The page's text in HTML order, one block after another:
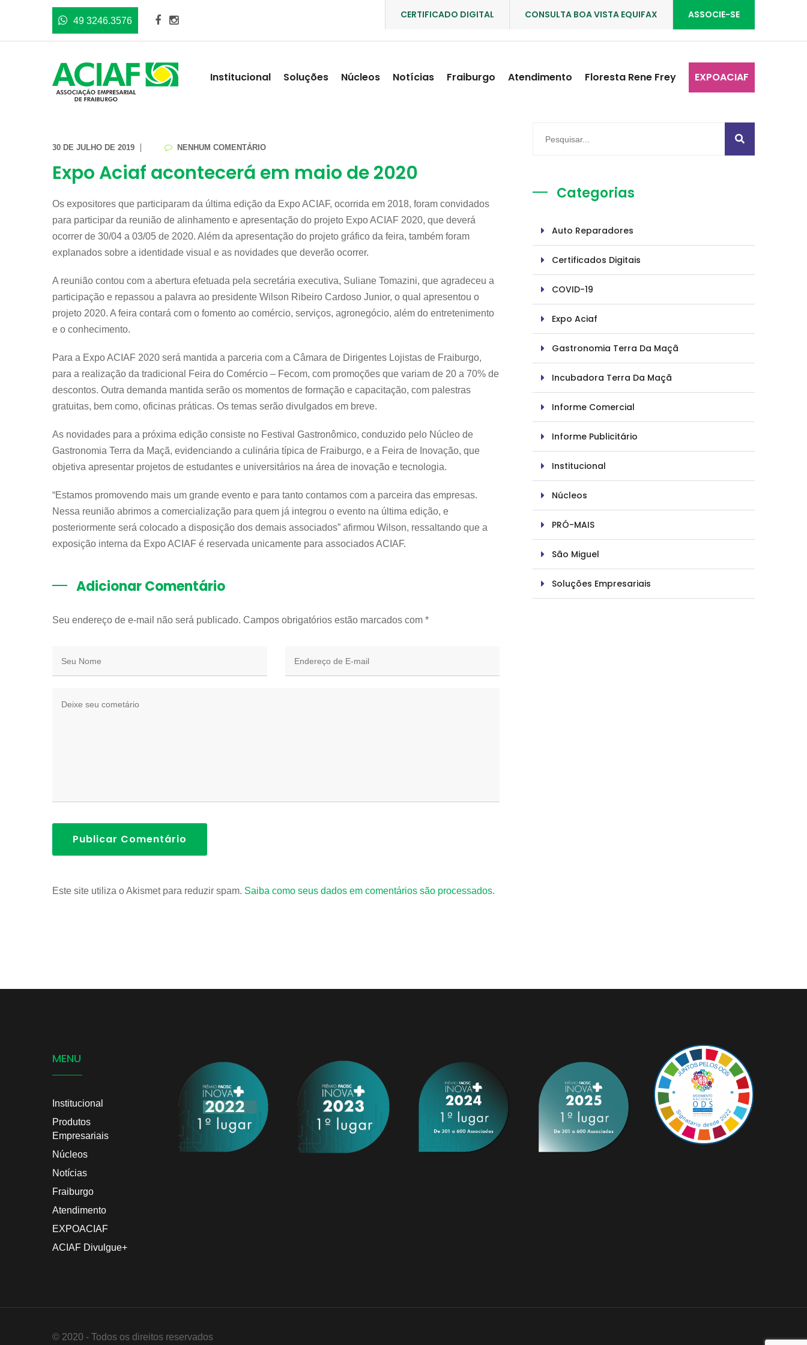
49 3246.3576
ASSOCIE-SE
CONSULTA BOA VISTA EQUIFAX
CERTIFICADO DIGITAL
Institucional Soluções Núcleos Notícias Fraiburgo Atendimento Floresta Rene Frey EXPOACIAF
30 DE JULHO DE 2019 NENHUM COMENTÁRIO
Expo Aciaf acontecerá em maio de 2020
Os expositores que participaram da última edição da Expo ACIAF, ocorrida em 2018, foram convidados
para participar da reunião de alinhamento e apresentação do projeto Expo ACIAF 2020, que deverá
ocorrer de 30/04 a 03/05 de 2020. Além da apresentação do projeto gráfico da feira, também foram
explanados sobre a identidade visual e as novidades que deverão ocorrer.
A reunião contou com a abertura efetuada pela secretária executiva, Suliane Tomazini, que agradeceu a
participação e repassou a palavra ao presidente Wilson Ribeiro Cardoso Junior, o qual apresentou o
projeto 2020. A feira contará com o fomento ao comércio, serviços, agronegócio, além do entretenimento
e o conhecimento.
Para a Expo ACIAF 2020 será mantida a parceria com a Câmara de Dirigentes Lojistas de Fraiburgo,
para a realização da tradicional Feira do Comércio – Fecom, com promoções que variam de 20 a 70% de
descontos. Outra demanda mantida serão os momentos de formação e capacitação, com palestras
gratuitas, bem como, oficinas práticas. Os temas serão divulgados em breve.
As novidades para a próxima edição consiste no Festival Gastronômico, conduzido pelo Núcleo de
Gastronomia Terra da Maçã, evidenciando a culinária típica de Fraiburgo, e a Feira de Inovação, que
objetiva apresentar projetos de estudantes e universitários na área de inovação e tecnologia.
“Estamos promovendo mais um grande evento e para tanto contamos com a parceira das empresas.
Nessa reunião abrimos a comercialização para quem já integrou o evento na última edição, e
posteriormente será colocado a disposição dos demais associados” afirmou Wilson, ressaltando que a
exposição interna da Expo ACIAF é reservada unicamente para associados ACIAF.
Adicionar Comentário
Seu endereço de e-mail não será publicado. Campos obrigatórios estão marcados com *
Publicar Comentário
Este site utiliza o Akismet para reduzir spam. Saiba como seus dados em comentários são processados.
Categorias
Auto Reparadores
Certificados Digitais
COVID-19
Expo Aciaf
Gastronomia Terra Da Maçã
Incubadora Terra Da Maçã
Informe Comercial
Informe Publicitário
Institucional
Núcleos
PRÓ-MAIS
São Miguel
Soluções Empresariais
MENU
Institucional
Produtos
Empresariais
Núcleos
Notícias
Fraiburgo
Atendimento
EXPOACIAF
ACIAF Divulgue+
© 2020 - Todos os direitos reservados